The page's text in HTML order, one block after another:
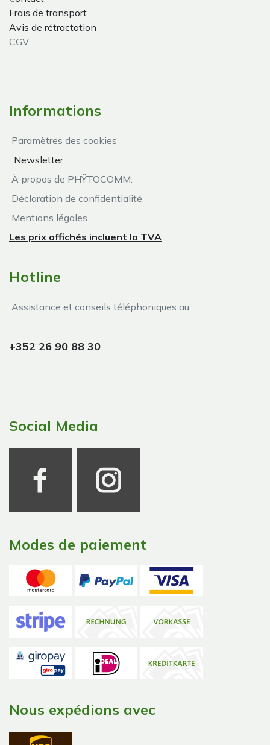
Frais de transport
Avis de rétractation
CGV
Informations
Paramètres des cookies
Newsletter
À propos de PHŸTOCOMM.
Déclaration de confidentialité
Mentions légales
Les prix affichés incluent la TVA
Hotline
Assistance et conseils téléphoniques au :
+352 26 90 88 30
Social Media
Modes de paiement
Nous expédions avec